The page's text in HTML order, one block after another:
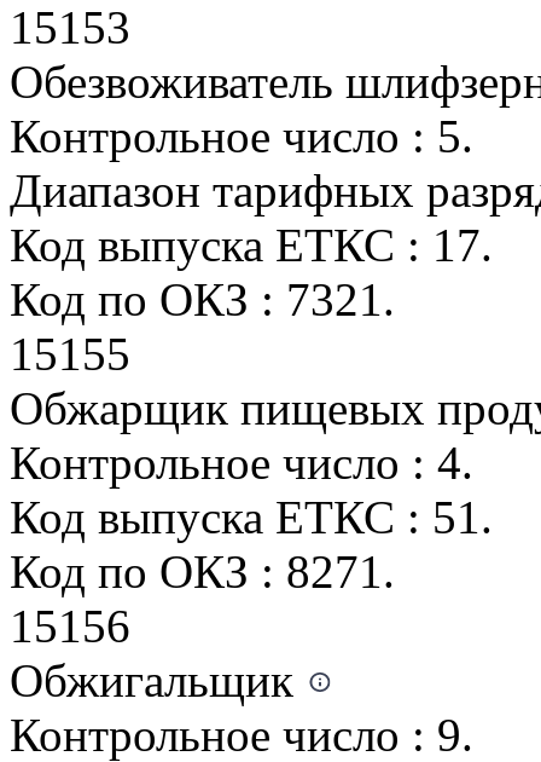
15153
Обезвоживатель
Контрольное число : 5.
Диапазон тарифных
Код выпуска ЕТКС : 17.
Код по ОКЗ : 7321.
15155
Обжарщик пищевых
Контрольное число : 4.
Код выпуска ЕТКС : 51.
Код по ОКЗ : 8271.
15156
Обжигальщик
Контрольное число : 9.